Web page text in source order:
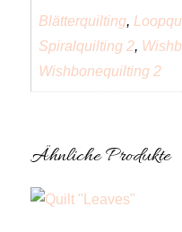
Blätterquilting,
Spiralquilting 2,
Wishbonequilting 2
Ähnliche Produkte